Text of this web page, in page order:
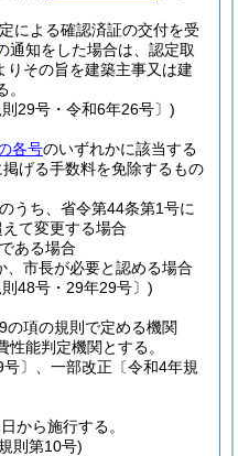
による確認済証の交付を受
通知をした場合は、認定取
りその旨を建築主事又は建
29号・令和6年26号〕)
各号のいずれかに該当する
掲げる手数料を免除するもの
うち、省令第44条第1号に
て変更する場合
ある場合
、市長が必要と認める場合
48号・29年29号〕)
の項の規則で定める機関
能判定機関とする。
〕、一部改正〔令和4年規
から施行する。
則第10号)